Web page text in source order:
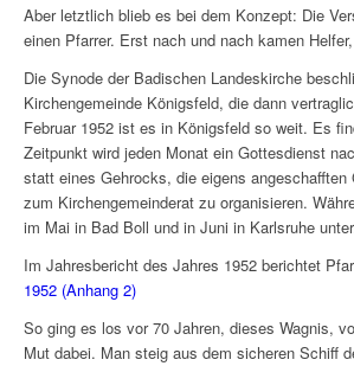
Aber letztlich blieb es bei dem Konzept: Die
einen Pfarrer. Erst nach und nach kamen
Die Synode der Badischen Landeskirche
Kirchengemeinde Königsfeld, die dann
Februar 1952 ist es in Königsfeld so weit. Es
Zeitpunkt wird jeden Monat ein Gottesdienst
statt eines Gehrocks, die eigens
zum Kirchengemeinderat zu organisieren.
im Mai in Bad Boll und in Juni in Karlsruhe
Im Jahresbericht des Jahres 1952 berichtet
1952 (Anhang 2)
So ging es los vor 70 Jahren, dieses Wagnis,
Mut dabei. Man steig aus dem sicheren Schiff